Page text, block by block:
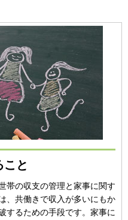
こと
帯の収支の管理と家事に関す
、共働きで収入が多いにもか
するための手段です。家事に